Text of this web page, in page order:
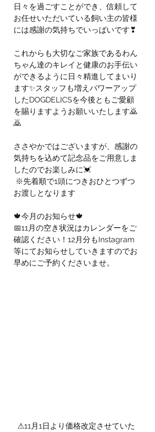
日々を過ごすことができ、信頼して
お任せいただいている飼い主の皆様
には感謝の気持ちでいっぱいです❣
これからも大切なご家族であるわん
ちゃん達のキレイと健康のお手伝い
ができるように日々精進してまいり
ます✨スタッフも増えパワーアップ
したDOGDELICSを今後ともご愛顧
を賜りますようお願いいたします🙇
🙇
ささやかではございますが、感謝の
気持ちを込めて記念品をご用意しま
したのでお楽しみに💓
お渡しとなります
🍁今月のお知らせ🍁
📅11月の空き状況はカレンダーをご
確認ください！12月分もInstagram
等にてお知らせしていきますのでお
早めにご予約くださいませ。